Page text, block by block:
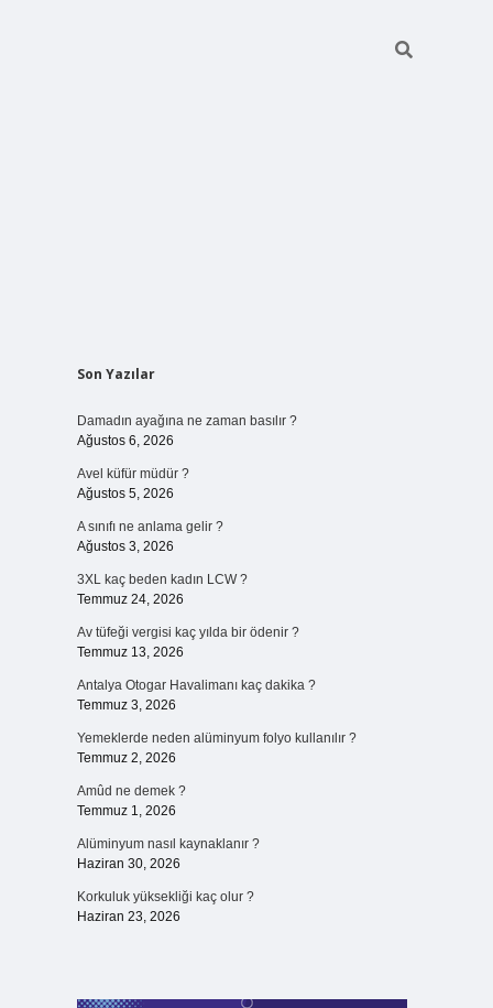
Sidebar
Son Yazılar
Damadın ayağına ne zaman basılır ?
Ağustos 6, 2026
Avel küfür müdür ?
Ağustos 5, 2026
A sınıfı ne anlama gelir ?
Ağustos 3, 2026
3XL kaç beden kadın LCW ?
Temmuz 24, 2026
Av tüfeği vergisi kaç yılda bir ödenir ?
Temmuz 13, 2026
Antalya Otogar Havalimanı kaç dakika ?
Temmuz 3, 2026
Yemeklerde neden alüminyum folyo kullanılır ?
Temmuz 2, 2026
Amûd ne demek ?
Temmuz 1, 2026
Alüminyum nasıl kaynaklanır ?
Haziran 30, 2026
Korkuluk yüksekliği kaç olur ?
Haziran 23, 2026